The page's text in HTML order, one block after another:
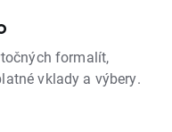
formalít,
vklady a výbery.